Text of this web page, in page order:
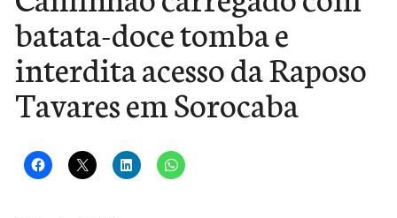
batata-doce tomba e
interdita acesso da Raposo
Tavares em Sorocaba